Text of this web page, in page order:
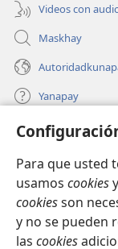
Para que usted
usamos cookies
cookiesson
y no se pueden
las cookies
Videos con
Maskhay
Yanapay
Donacionta
una
ventana)
INTERNETPI
(abre
una
nueva
ventana)
JW Hub
(abre
una